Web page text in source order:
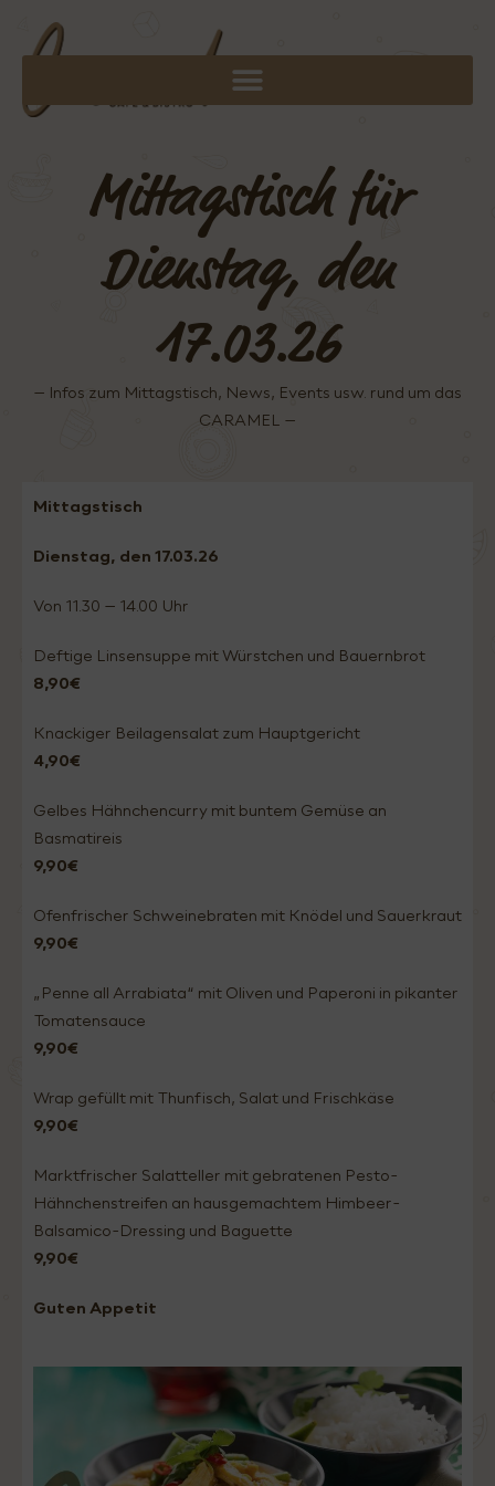
Mittagstisch für
Dienstag, den
17.03.26
– Infos zum Mittagstisch, News, Events usw. rund um das
CARAMEL –
Mittagstisch
Dienstag, den 17.03.26
Von 11.30 – 14.00 Uhr
Deftige Linsensuppe mit Würstchen und Bauernbrot
8,90€
Knackiger Beilagensalat zum Hauptgericht
4,90€
Gelbes Hähnchencurry mit buntem Gemüse an
Basmatireis
9,90€
Ofenfrischer Schweinebraten mit Knödel und Sauerkraut
9,90€
„Penne all Arrabiata“ mit Oliven und Paperoni in pikanter
Tomatensauce
9,90€
Wrap gefüllt mit Thunfisch, Salat und Frischkäse
9,90€
Marktfrischer Salatteller mit gebratenen Pesto-
Hähnchenstreifen an hausgemachtem Himbeer-
Balsamico-Dressing und Baguette
9,90€
Guten Appetit